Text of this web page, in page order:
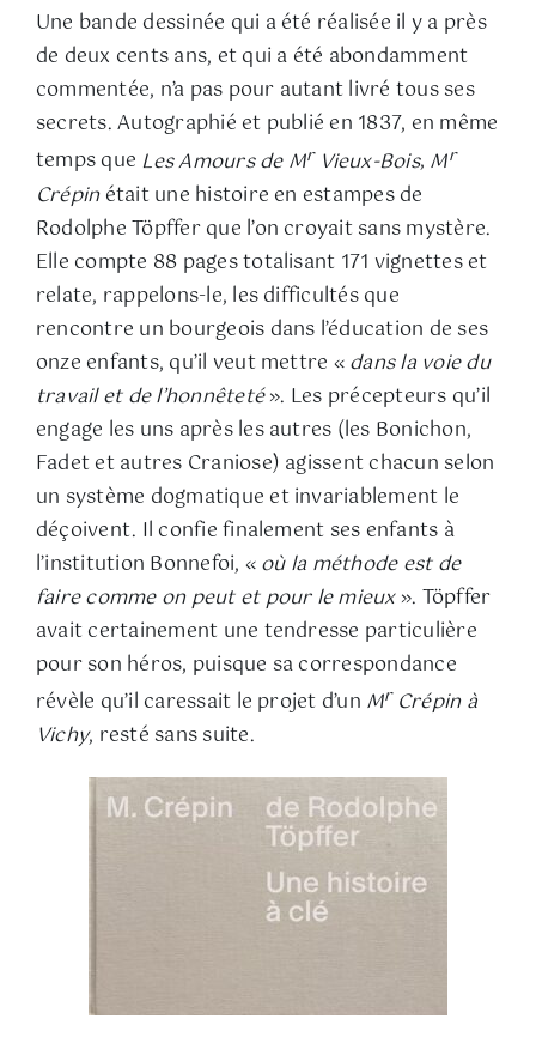
Une bande dessinée qui a été réalisée il y a près
de deux cents ans, et qui a été abondamment
commentée, n’a pas pour autant livré tous ses
secrets. Autographié et publié en 1837, en même
temps que Les Amours de MrVieux-Bois, Mr
Crépinétait une histoire en estampes de
Rodolphe Töpffer que l’on croyait sans mystère.
Elle compte 88 pages totalisant 171 vignettes et
relate, rappelons-le, les difficultés que
rencontre un bourgeois dans l’éducation de ses
onze enfants, qu’il veut mettre «dans la voiedu
travail et de l’honnêteté». Les précepteurs qu’il
engage les uns après les autres (les Bonichon,
Fadet et autres Craniose) agissent chacun selon
un système dogmatique et invariablement le
déçoivent. Il confie finalement ses enfants à
l’institution Bonnefoi, «où la méthode est de
faire comme on peut et pour le mieux». Töpffer
avait certainement une tendresse particulière
pour son héros, puisque sa correspondance
révèle qu’il caressait le projet d’un MrCrépin à
Vichy, resté sans suite.